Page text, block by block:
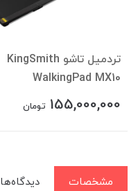
تردمیل تاشو KingSmith
WalkingPad MX10
155,000,000 تومان
مشخصات دیدگاه‌ها